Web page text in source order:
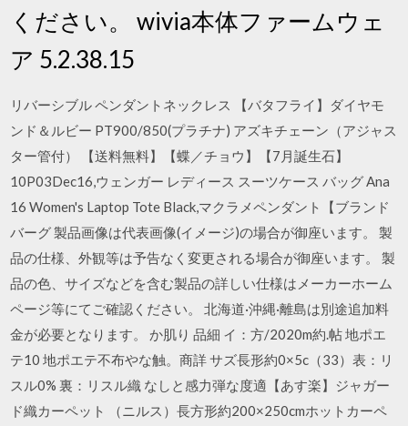
ください。 wivia本体ファームウェ
ア 5.2.38.15
リバーシブル ペンダントネックレス 【バタフライ】ダイヤモ
ンド＆ルビー PT900/850(プラチナ) アズキチェーン（アジャス
ター管付） 【送料無料】【蝶／チョウ】【7月誕生石】
10P03Dec16,ウェンガー レディース スーツケース バッグ Ana
16 Women's Laptop Tote Black,マクラメペンダント【ブランド
バーグ 製品画像は代表画像(イメージ)の場合が御座います。 製
品の仕様、外観等は予告なく変更される場合が御座います。 製
品の色、サイズなどを含む製品の詳しい仕様はメーカーホーム
ページ等にてご確認ください。 北海道·沖縄·離島は別途追加料
金が必要となります。 か肌り 品細 イ：方/2020m約.帖 地ポエ
テ10 地ポエテ不布やな触。商詳 サズ長形約0×5c（33）表：リ
スル0% 裏：リスル織 なしと感力弾な度適【あす楽】ジャガー
ド織カーペット （ニルス）長方形約200×250cmホットカーペ